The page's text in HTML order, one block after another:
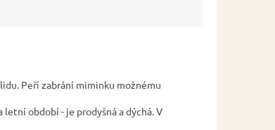
Peří zabrání miminku možnému
období - je prodyšná a dýchá. V